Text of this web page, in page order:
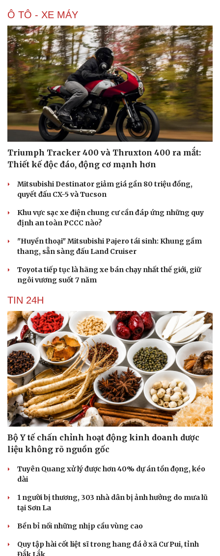
Ô TÔ - XE MÁY
Triumph Tracker 400 và Thruxton 400 ra mắt:
Thiết kế độc đáo, động cơ mạnh hơn
Mitsubishi Destinator giảm giá gần 80 triệu đồng,
quyết đấu CX-5 và Tucson
Khu vực sạc xe điện chung cư cần đáp ứng những quy
định an toàn PCCC nào?
"Huyền thoại" Mitsubishi Pajero tái sinh: Khung gầm
thang, sẵn sàng đấu Land Cruiser
Toyota tiếp tục là hãng xe bán chạy nhất thế giới, giữ
ngôi vương suốt 7 năm
TIN 24H
Bộ Y tế chấn chỉnh hoạt động kinh doanh dược
liệu không rõ nguồn gốc
Tuyên Quang xử lý được hơn 40% dự án tồn đọng, kéo
dài
1 người bị thương, 303 nhà dân bị ảnh hưởng do mưa lũ
tại Sơn La
Bền bỉ nối những nhịp cầu vùng cao
Quy tập hài cốt liệt sĩ trong hang đá ở xã Cư Pui, tỉnh